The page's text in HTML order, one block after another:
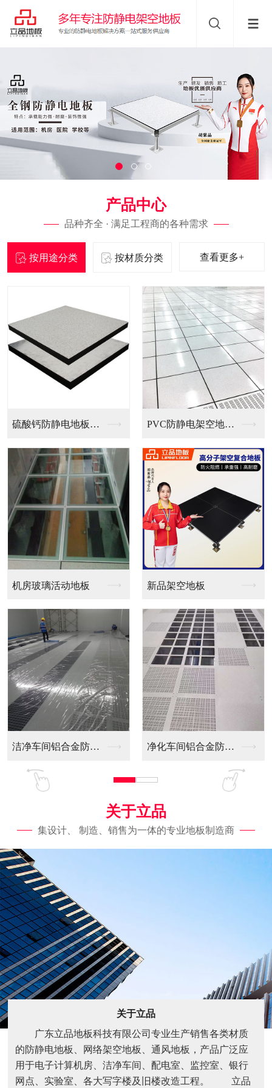
产品中心
品种齐全 · 满足工程商的各种需求
按用途分类 按材质分类 查看更多+
PVC防静电架空地板...
新品架空地板
净化车间铝合金防静电...
全钢无边防静电地板
全铝防静电地板
关于立品
集设计、 制造、销售为一体的专业地板制造商
关于立品
广东立品地板科技有限公司专业生产销售各类材质
的防静电地板、网络架空地板、通风地板，产品广泛应
用于电子计算机房、洁净车间、配电室、监控室、银行
网点、实验室、各大写字楼及旧楼改造工程。 立品